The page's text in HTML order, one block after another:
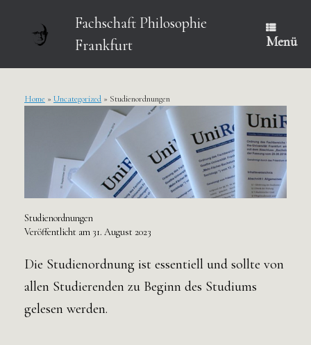
Fachschaft Philosophie
Frankfurt
Menü
Home » Uncategorized » Studienordnungen
Studienordnungen
Veröffentlicht am 31. August 2023
Die Studienordnung ist essentiell und sollte von
allen Studierenden zu Beginn des Studiums
gelesen werden.